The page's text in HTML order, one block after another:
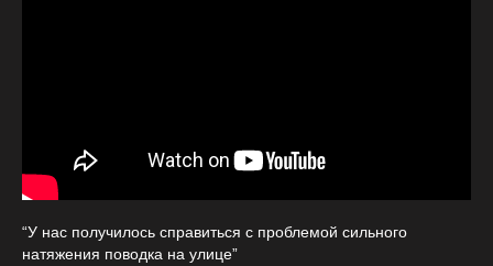
“У нас получилось справиться с проблемой сильного
натяжения поводка на улице”